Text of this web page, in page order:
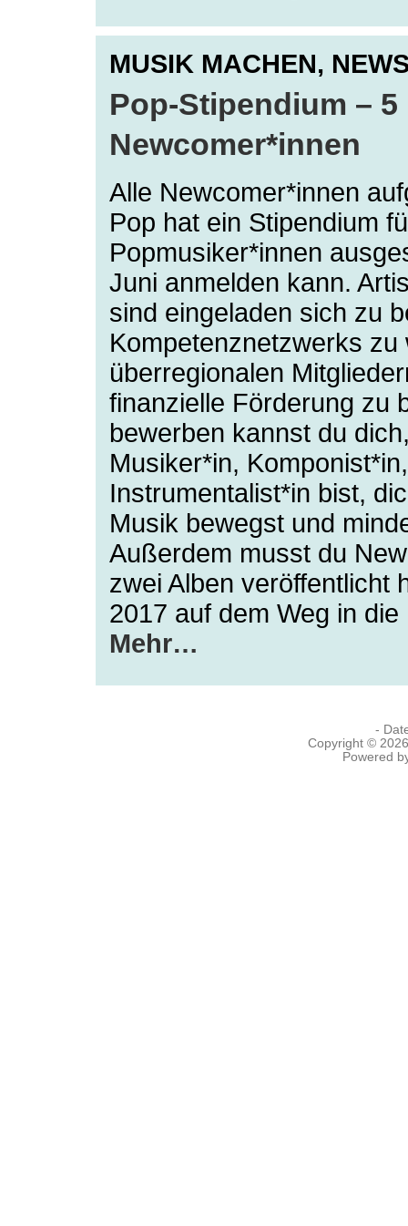
MUSIK MACHEN,
Pop-Stipendium –
Newcomer*innen
Alle Newcomer*innen
Pop hat ein Stipendium
Popmusiker*innen
Juni anmelden kann.
sind eingeladen sich zu
Kompetenznetzwerks
überregionalen
finanzielle Förderung zu
bewerben kannst du
Musiker*in,
Instrumentalist*in bist,
Musik bewegst und
Außerdem musst du
zwei Alben veröffentlicht
2017 auf dem Weg in
Mehr…
-
Copyright ©
Powered